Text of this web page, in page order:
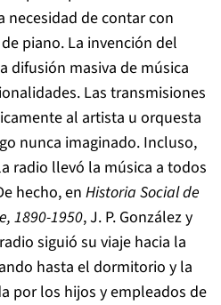
necesidad de contar con
piano. La invención del
difusión masiva de música
Las transmisiones
al artista u orquesta
nunca imaginado. Incluso,
radio llevó la música a todos
hecho, en Historia Social de
1890-1950, J. P. González y
siguió su viaje hacia la
hasta el dormitorio y la
por los hijos y empleados de